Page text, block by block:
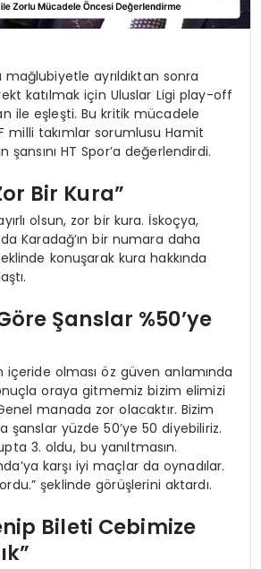
mağlubiyetle ayrıldıktan sonra
katılmak için Uluslar Ligi play-off
ile eşleşti. Bu kritik mücadele
milli takımlar sorumlusu Hamit
şansını HT Spor’a değerlendirdi.
Bir Kura”
olsun, zor bir kura. İskoçya,
da Karadağ’ın bir numara daha
konuşarak kura hakkında
Şanslar %50’ye
içeride olması öz güven anlamında
oraya gitmemiz bizim elimizi
manada zor olacaktır. Bizim
şanslar yüzde 50’ye 50 diyebiliriz.
3. oldu, bu yanıltmasın.
karşı iyi maçlar da oynadılar.
şeklinde görüşlerini aktardı.
Bileti Cebimize